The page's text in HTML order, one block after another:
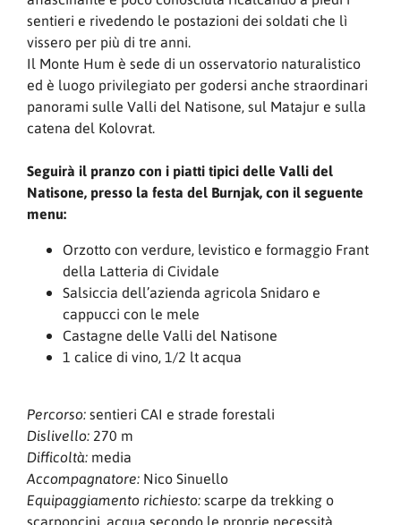
sentieri e rivedendo le postazioni dei soldati che lì
vissero per più di tre anni.
Il Monte Hum è sede di un osservatorio naturalistico
ed è luogo privilegiato per godersi anche straordinari
panorami sulle Valli del Natisone, sul Matajur e sulla
catena del Kolovrat.
Seguirà il pranzo con i piatti tipici delle Valli del
Natisone, presso la festa del Burnjak, con il seguente
menu:
Orzotto con verdure, levistico e formaggio Frant
della Latteria di Cividale
Salsiccia dell’azienda agricola Snidaro e
cappucci con le mele
Castagne delle Valli del Natisone
1 calice di vino, 1/2 lt acqua
Percorso: sentieri CAI e strade forestali
Dislivello: 270 m
Difficoltà: media
Accompagnatore: Nico Sinuello
Equipaggiamento richiesto: scarpe da trekking o
scarponcini, acqua secondo le proprie necessità